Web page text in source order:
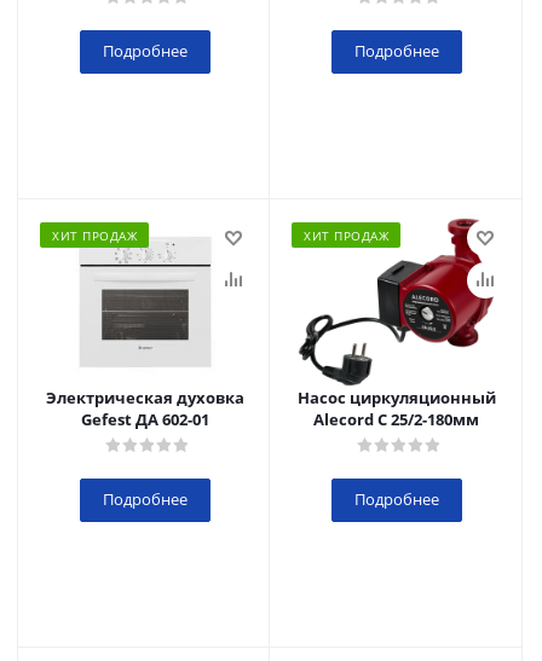
Подробнее Подробнее
ХИТ ПРОДАЖ
Электрическая духовка
Gefest ДА 602-01
Подробнее
ХИТ ПРОДАЖ
Насос циркуляционный
Alecord C 25/2-180мм
Подробнее